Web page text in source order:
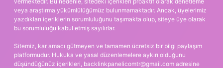
veya araştırma yükümlülüğümüz bulunmamaktadır. Ancak, üyelerimiz
yazdıkları içeriklerin sorumluluğunu taşımakta olup, siteye üye olarak
bu sorumluluğu kabul etmiş sayılırlar.
Sitemiz, kar amacı gütmeyen ve tamamen ücretsiz bir bilgi paylaşım
platformudur. Hukuka ve yasal düzenlemelere aykırı olduğunu
düşündüğünüz içerikleri, backlinkpanelicomtr@gmail.com adresine